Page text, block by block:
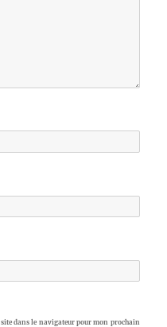
dans le navigateur pour mon prochain